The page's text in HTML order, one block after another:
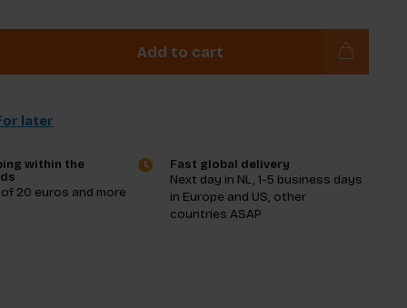
Add to cart
later
within the
20 euros and more
Fast global delivery
Next day in NL, 1-5 business days
in Europe and US, other
countries ASAP